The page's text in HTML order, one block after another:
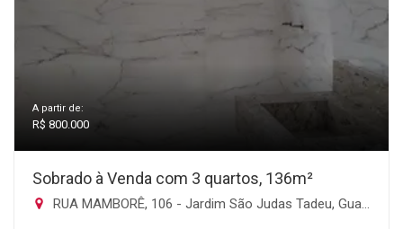
A partir de:
R$ 800.000
Sobrado à Venda com 3 quartos, 136m²
RUA MAMBORÊ, 106 - Jardim São Judas Tadeu, Guarulhos-SP